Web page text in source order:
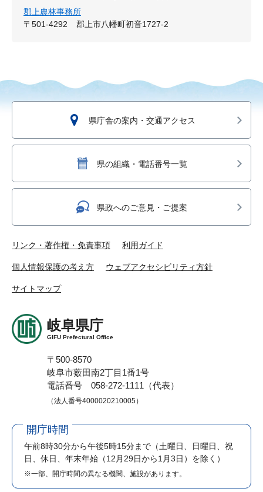
郡上農林事務所
〒501-4292
郡上市八幡町初音1727-2
県庁舎の案内・交通アクセス
県の組織・電話番号一覧
県政へのご意見・ご提案
リンク・著作権・免責事項 利用ガイド
個人情報保護の考え方 ウェブアクセシビリティ方針
サイトマップ
岐阜県庁
GIFU Prefectural Office
〒500-8570
岐阜市薮田南2丁目1番1号
電話番号 058-272-1111（代表）
（法人番号4000020210005）
開庁時間
午前8時30分から午後5時15分まで （土曜日、日曜日、祝
日、休日、年末年始（12月29日から1月3日）を除く）
※一部、開庁時間の異なる機関、施設があります。